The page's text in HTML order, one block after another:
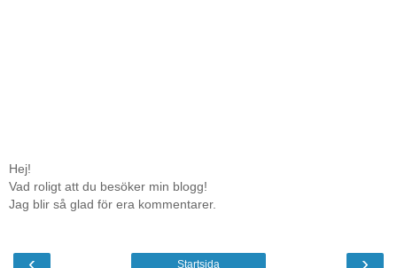
Hej!
Vad roligt att du besöker min blogg!
Jag blir så glad för era kommentarer.
‹ ›
Startsida